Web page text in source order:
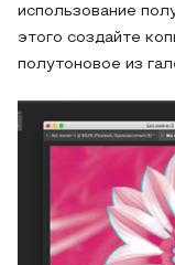
использование
этого создайте
полутоновое из